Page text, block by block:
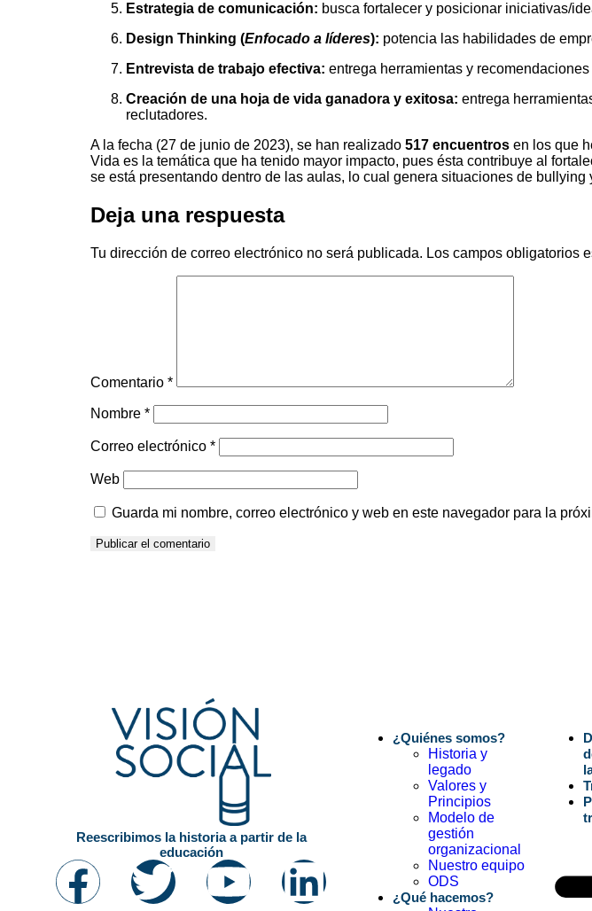
Estrategia de comunicación: busca fortalecer y posicionar iniciativas/
Design Thinking (Enfocado a líderes): potencia las habilidades de
Entrevista de trabajo efectiva: entrega herramientas y
Creación de una hoja de vida ganadora y exitosa: entrega
reclutadores.
A la fecha (27 de junio de 2023), se han realizado 517 encuentros en los que
Vida es la temática que ha tenido mayor impacto, pues ésta contribuye al
se está presentando dentro de las aulas, lo cual genera situaciones de
Deja una respuesta
Tu dirección de correo electrónico no será publicada. Los campos obligatorios
Comentario *
Nombre *
Correo electrónico *
Web
Guarda mi nombre, correo electrónico y web en este navegador para la
Reescribimos la historia a partir de la
educación
¿Quiénes somos?
Historia y
legado
Valores y
Principios
Modelo de
gestión
organizacional
Nuestro equipo
ODS
¿Qué hacemos?